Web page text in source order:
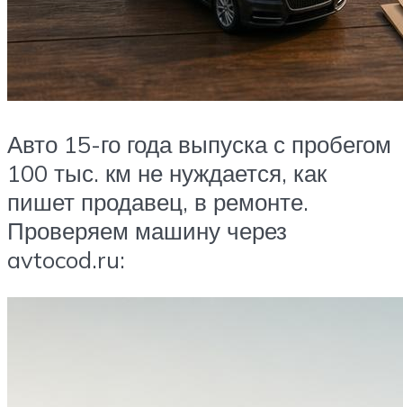
Авто 15-го года выпуска с пробегом
100 тыс. км не нуждается, как
пишет продавец, в ремонте.
Проверяем машину через
avtocod.ru: